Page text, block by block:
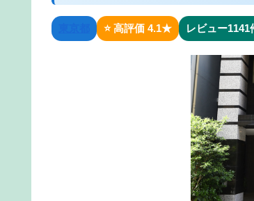
⭐ 高評価 4.1★ レビュー1141